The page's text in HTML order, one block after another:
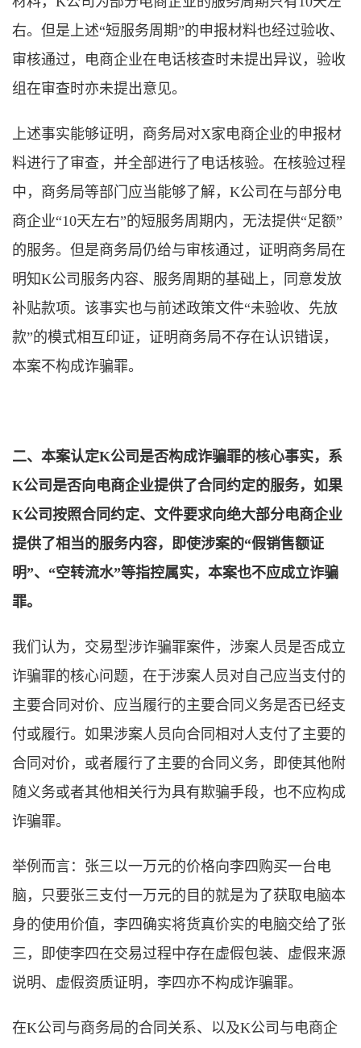
右。但是上述“短服务周期”的申报材料也经过验收、
审核通过，电商企业在电话核查时未提出异议，验收
组在审查时亦未提出意见。
上述事实能够证明，商务局对X家电商企业的申报材
料进行了审查，并全部进行了电话核验。在核验过程
中，商务局等部门应当能够了解，K公司在与部分电
商企业“10天左右”的短服务周期内，无法提供“足额”
的服务。但是商务局仍给与审核通过，证明商务局在
明知K公司服务内容、服务周期的基础上，同意发放
补贴款项。该事实也与前述政策文件“未验收、先放
款”的模式相互印证，证明商务局不存在认识错误，
本案不构成诈骗罪。
二、本案认定K公司是否构成诈骗罪的核心事实，系
K公司是否向电商企业提供了合同约定的服务，如果
K公司按照合同约定、文件要求向绝大部分电商企业
提供了相当的服务内容，即使涉案的“假销售额证
明”、“空转流水”等指控属实，本案也不应成立诈骗
罪。
我们认为，交易型涉诈骗罪案件，涉案人员是否成立
诈骗罪的核心问题，在于涉案人员对自己应当支付的
主要合同对价、应当履行的主要合同义务是否已经支
付或履行。如果涉案人员向合同相对人支付了主要的
合同对价，或者履行了主要的合同义务，即使其他附
随义务或者其他相关行为具有欺骗手段，也不应构成
诈骗罪。
举例而言：张三以一万元的价格向李四购买一台电
脑，只要张三支付一万元的目的就是为了获取电脑本
身的使用价值，李四确实将货真价实的电脑交给了张
三，即使李四在交易过程中存在虚假包装、虚假来源
说明、虚假资质证明，李四亦不构成诈骗罪。
在K公司与商务局的合同关系、以及K公司与电商企